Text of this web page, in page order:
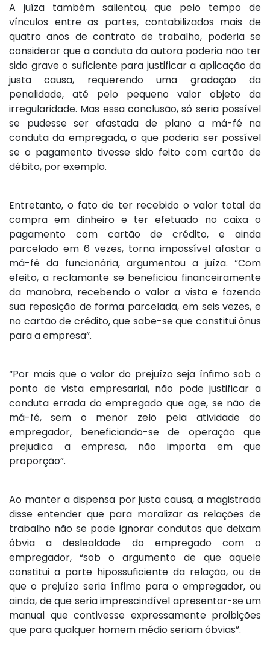
A juíza também salientou, que pelo tempo de
vínculos entre as partes, contabilizados mais de
quatro anos de contrato de trabalho, poderia se
considerar que a conduta da autora poderia não ter
sido grave o suficiente para justificar a aplicação da
justa causa, requerendo uma gradação da
penalidade, até pelo pequeno valor objeto da
irregularidade. Mas essa conclusão, só seria possível
se pudesse ser afastada de plano a má-fé na
conduta da empregada, o que poderia ser possível
se o pagamento tivesse sido feito com cartão de
débito, por exemplo.
Entretanto, o fato de ter recebido o valor total da
compra em dinheiro e ter efetuado no caixa o
pagamento com cartão de crédito, e ainda
parcelado em 6 vezes, torna impossível afastar a
má-fé da funcionária, argumentou a juíza. “Com
efeito, a reclamante se beneficiou financeiramente
da manobra, recebendo o valor a vista e fazendo
sua reposição de forma parcelada, em seis vezes, e
no cartão de crédito, que sabe-se que constitui ônus
para a empresa”.
“Por mais que o valor do prejuízo seja ínfimo sob o
ponto de vista empresarial, não pode justificar a
conduta errada do empregado que age, se não de
má-fé, sem o menor zelo pela atividade do
empregador, beneficiando-se de operação que
prejudica a empresa, não importa em que
proporção”.
Ao manter a dispensa por justa causa, a magistrada
disse entender que para moralizar as relações de
trabalho não se pode ignorar condutas que deixam
óbvia a deslealdade do empregado com o
empregador, “sob o argumento de que aquele
constitui a parte hipossuficiente da relação, ou de
que o prejuízo seria ínfimo para o empregador, ou
ainda, de que seria imprescindível apresentar-se um
manual que contivesse expressamente proibições
que para qualquer homem médio seriam óbvias”.